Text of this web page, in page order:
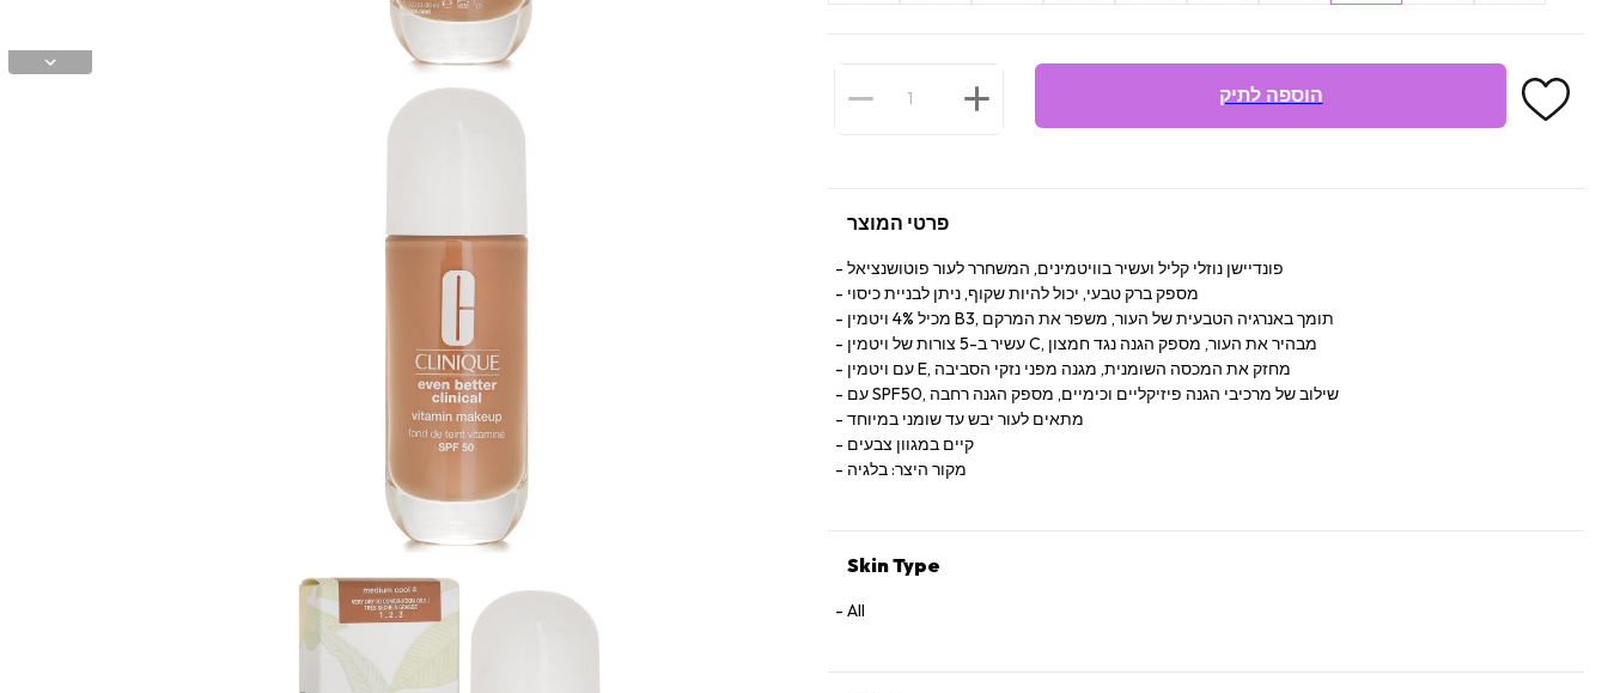
הוספה לתיק
פרטי המוצר
פונדיישן נוזלי קליל ועשיר בוויטמינים, המשחרר לעור פוטושנציאל
מספק ברק טבעי, יכול להיות שקוף, ניתן לבניית כיסוי
מכיל 4% ויטמין B3, תומך באנרגיה הטבעית של העור, משפר את המרקם
עשיר ב-5 צורות של ויטמין C, מבהיר את העור, מספק הגנה נגד חמצון
עם ויטמין E, מחזק את המכסה השומנית, מגנה מפני נזקי הסביבה
עם SPF50, שילוב של מרכיבי הגנה פיזיקליים וכימיים, מספק הגנה רחבה
מתאים לעור יבש עד שומני במיוחד
קיים במגוון צבעים
מקור היצר: בלגיה
Skin Type
All